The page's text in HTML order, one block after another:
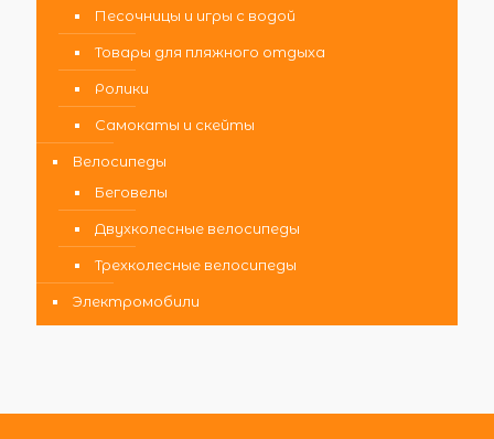
Песочницы и игры с водой
Товары для пляжного отдыха
Ролики
Самокаты и скейты
Велосипеды
Беговелы
Двухколесные велосипеды
Трехколесные велосипеды
Электромобили